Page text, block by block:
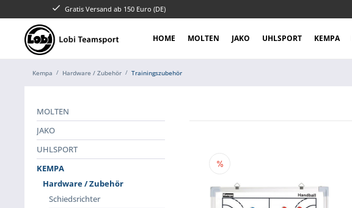
Gratis Versand ab 150 Euro (DE)
HOME MOLTEN JAKO UHLSPORT KEMPA
Kempa Hardware / Zubehör Trainingszubehör
MOLTEN
JAKO
UHLSPORT
KEMPA
Hardware / Zubehör
Schiedsrichter